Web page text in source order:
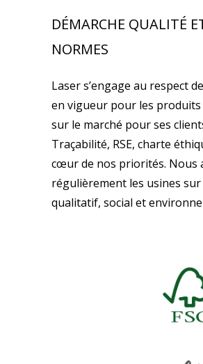
DÉMARCHE QUALITÉ
NORMES
Laser s’engage au respect
en vigueur pour les produits
sur le marché pour ses
Traçabilité, RSE, charte
cœur de nos priorités. Nous
régulièrement les usines
qualitatif, social et